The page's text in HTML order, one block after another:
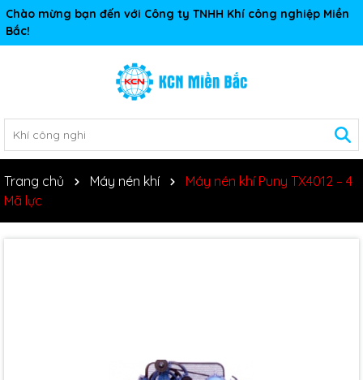
Chào mừng bạn đến với Công ty TNHH Khí công nghiệp Miền
Bắc!
Trang chủ Máy nén khí
Máy nén khí Puny TX4012 – 4
Mã lực